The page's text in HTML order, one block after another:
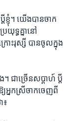
ញុំ។ យើង​បាន​ចាក​
យុទ្ធ​គ្នា​នៅ
ោះរុស្សី ​បានចូល​ក្នុង​
ជា​ច្រើន​សប្តាហ៍ ​ប្តី​
អ្នកស្រីចាកចេញពី
៖